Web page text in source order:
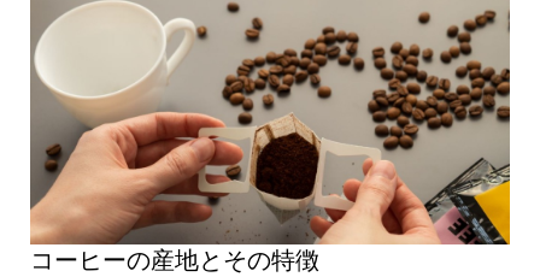
コーヒーの産地とその特徴